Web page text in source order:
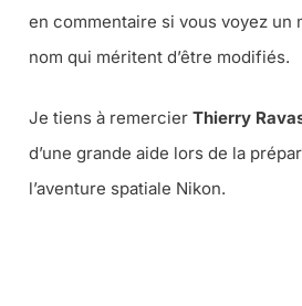
en commentaire si vous voyez un
nom qui méritent d’être modifiés.
Je tiens à remercier Thierry
d’une grande aide lors de la
l’aventure spatiale Nikon.